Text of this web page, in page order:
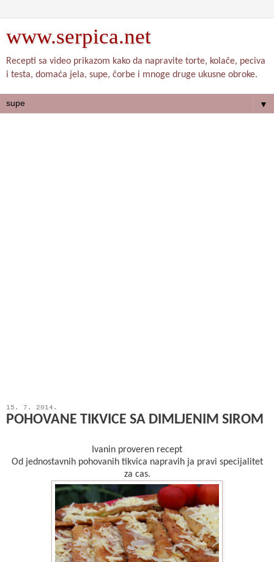
www.serpica.net
Recepti sa video prikazom kako da napravite torte, kolače, peciva
i testa, domaća jela, supe, čorbe i mnoge druge ukusne obroke.
▼
15. 7. 2014.
POHOVANE TIKVICE SA DIMLJENIM SIROM
Ivanin proveren recept
Od jednostavnih pohovanih tikvica napravih ja pravi specijalitet
za cas.